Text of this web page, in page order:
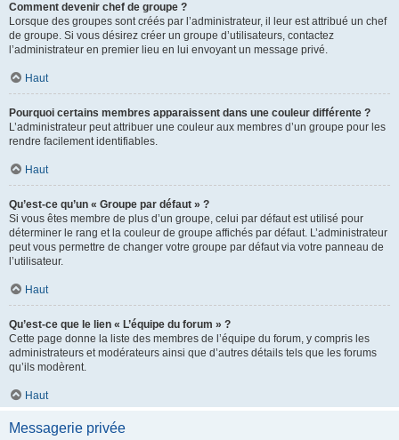
Comment devenir chef de groupe ?
Lorsque des groupes sont créés par l’administrateur, il leur est attribué un chef
de groupe. Si vous désirez créer un groupe d’utilisateurs, contactez
l’administrateur en premier lieu en lui envoyant un message privé.
Haut
Pourquoi certains membres apparaissent dans une couleur différente ?
L’administrateur peut attribuer une couleur aux membres d’un groupe pour les
rendre facilement identifiables.
Haut
Qu’est-ce qu’un « Groupe par défaut » ?
Si vous êtes membre de plus d’un groupe, celui par défaut est utilisé pour
déterminer le rang et la couleur de groupe affichés par défaut. L’administrateur
peut vous permettre de changer votre groupe par défaut via votre panneau de
l’utilisateur.
Haut
Qu’est-ce que le lien « L’équipe du forum » ?
Cette page donne la liste des membres de l’équipe du forum, y compris les
administrateurs et modérateurs ainsi que d’autres détails tels que les forums
qu’ils modèrent.
Haut
Messagerie privée